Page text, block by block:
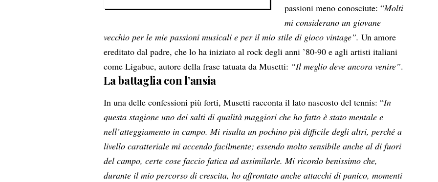
passioni meno conosciute: “Molti
mi considerano un giovane
vecchio per le mie passioni musicali e per il mio stile di gioco vintage”.Un amore
ereditato dal padre, che lo ha iniziato al rock degli anni ’80-90 e agli artisti italiani
come Ligabue, autore della frase tatuata da Musetti: “Il meglio deve ancora venire”.
La battaglia con l’ansia
In una delle confessioni più forti, Musetti racconta il lato nascosto del tennis: “In
questa stagione uno dei salti di qualità maggiori che ho fatto è stato mentale e
nell’atteggiamento in campo. Mi risulta un pochino più difficile degli altri, perché a
livello caratteriale mi accendo facilmente; essendo molto sensibile anche al di fuori
del campo, certe cose faccio fatica ad assimilarle. Mi ricordo benissimo che,
durante il mio percorso di crescita, ho affrontato anche attacchi di panico, momenti